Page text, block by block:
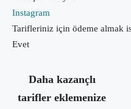
Instagram
Tarifleriniz için ödeme almak
Evet
Daha kazançlı
tarifler eklemenize